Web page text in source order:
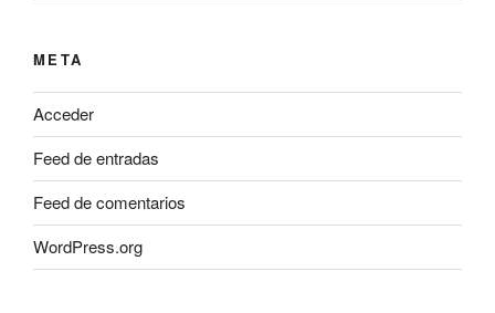
META
Acceder
Feed de entradas
Feed de comentarios
WordPress.org